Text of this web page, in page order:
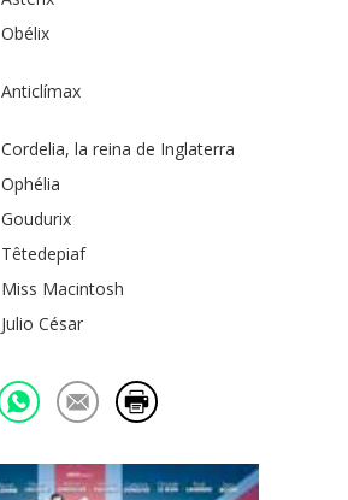
Obélix
Anticlímax
Cordelia, la reina de Inglaterra
Ophélia
Goudurix
Têtedepiaf
Miss Macintosh
Julio César